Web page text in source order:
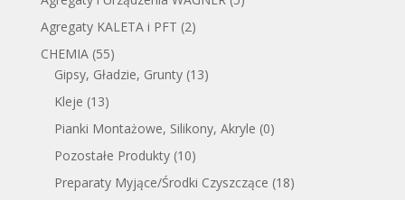
Agregaty KALETA i PFT (2)
CHEMIA (55)
Gipsy, Gładzie, Grunty (13)
Kleje (13)
Pianki Montażowe, Silikony, Akryle (0)
Pozostałe Produkty (10)
Preparaty Myjące/Środki Czyszczące (18)